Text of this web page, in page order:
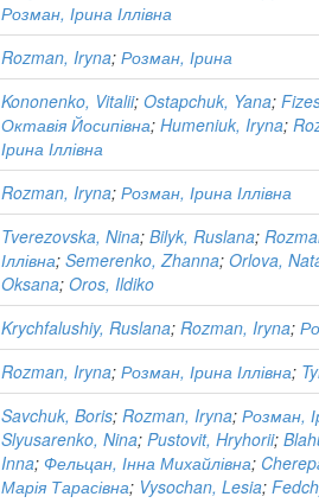
Розман, Ірина Іллівна
Rozman, Iryna; Розман, Ірина
Kononenko, Vitalii; Ostapchuk, Yana;
Октавія Йосипівна; Humeniuk, Iryna;
Ірина Іллівна
Rozman, Iryna; Розман, Ірина Іллівна
Tverezovska, Nina; Bilyk, Ruslana;
Іллівна; Semerenko, Zhanna; Orlova,
Oksana; Oros, Ildiko
Krychfalushiy, Ruslana; Rozman, Iryna;
Rozman, Iryna; Розман, Ірина Іллівна;
Savchuk, Boris; Rozman, Iryna; Розман,
Slyusarenko, Nina; Pustovit, Hryhorii;
Inna; Фельцан, Інна Михайлівна;
Марія Тарасівна; Vysochan, Lesia;